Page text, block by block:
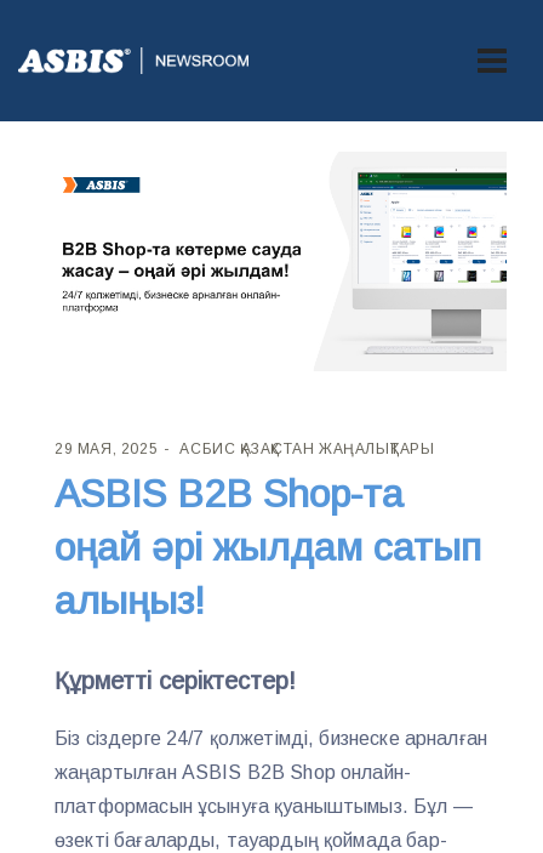
29 МАЯ, 2025 АСБИС ҚАЗАҚСТАН ЖАҢАЛЫҚТАРЫ
ASBIS B2B Shop-та
оңай әрі жылдам сатып
алыңыз!
Құрметті серіктестер!
Біз сіздерге 24/7 қолжетімді, бизнеске арналған
жаңартылған ASBIS B2B Shop онлайн-
платформасын ұсынуға қуаныштымыз. Бұл —
өзекті бағаларды, тауардың қоймада бар-